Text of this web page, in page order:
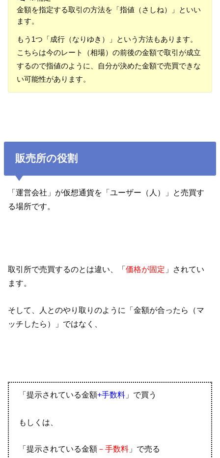
金額を指定する取引の方法を「指値（さしね）」といい
ます。
もう1つ「成行（なりゆき）」という方法もあります。
こちらは今のレート（相場）の前後の金額で取引が成立
するので指値のように、自分が決めた金額で売買できな
い可能性があります。
販売所の役割
「運営会社」が仮想通貨を「ユーザー（人）」と売買す
る場所です。
取引所で売買するのとは違い、「価格が固定 」されてい
ます。
そして、人とのやり取りのように「金額が合ったら（マ
ッチしたら）」ではなく、
「提示されている金額+手数料 」で買う
もしくは、
「提示されている金額 －手数料 」で売る